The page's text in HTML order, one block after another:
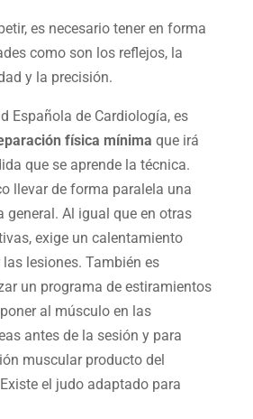
es necesario tener en forma
como son los reflejos, la
y la precisión.
Española de Cardiología, es
física mínima que irá
que se aprende la técnica.
llevar de forma paralela una
general. Al igual que en otras
exige un calentamiento
lesiones. También es
un programa de estiramientos
al músculo en las
antes de la sesión y para
muscular producto del
el judo adaptado para